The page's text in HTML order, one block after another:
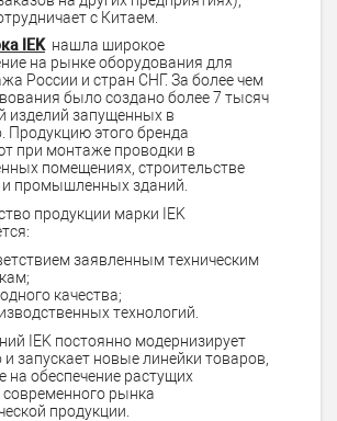
с Китаем.
IEKнашла широкое
на рынке оборудования для
России и стран СНГ. За более чем
было создано более 7 тысяч
изделий запущенных в
Продукцию этого бренда
при монтаже проводки в
помещениях, строительстве
промышленных зданий.
продукции марки IEK
заявленным техническим
качества;
технологий.
IEK постоянно модернизирует
запускает новые линейки товаров,
на обеспечение растущих
современного рынка
продукции.